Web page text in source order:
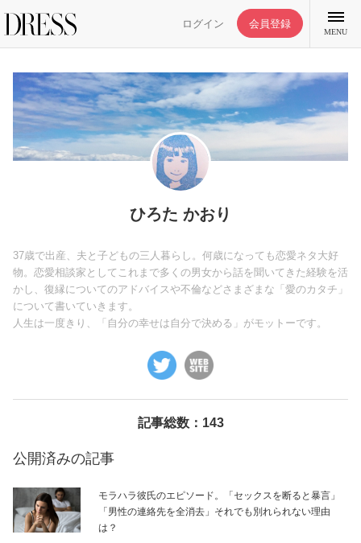
ログイン 会員登録
MENU
特集記事
ライフスタイル
ファッション
妊娠/出産/家族
ココロ/カラダ
ひろた かおり
37歳で出産、夫と子どもの三人暮らし。何歳になっても恋愛ネタ大好
物。恋愛相談家としてこれまで多くの男女から話を聞いてきた経験を活
かし、復縁についてのアドバイスや不倫などさまざまな「愛のカタチ」
について書いていきます。
人生は一度きり、「自分の幸せは自分で決める」がモットーです。
記事総数：143
公開済みの記事
モラハラ彼氏のエピソード。「セックスを断ると暴言」
「男性の連絡先を全消去」それでも別れられない理由
は？